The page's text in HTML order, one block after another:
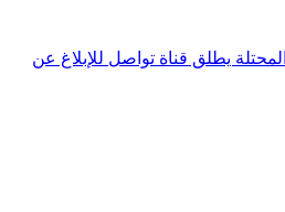
يطلق قناة تواصل للإبلاغ عن